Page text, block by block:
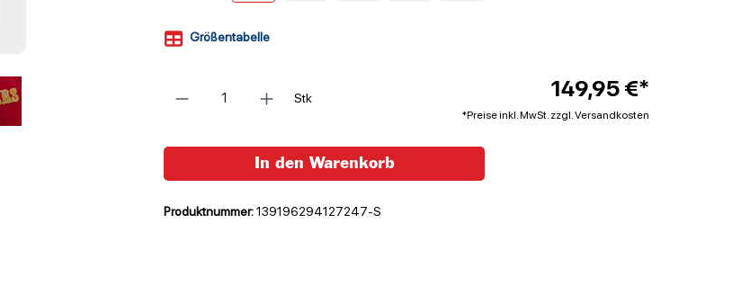
Größentabelle
Stk
149,95 €*
*Preise inkl. MwSt. zzgl. Versandkosten
In den Warenkorb
Produktnummer:139196294127247-S